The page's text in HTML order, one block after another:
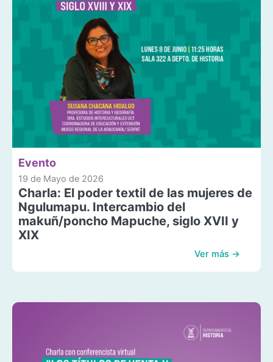
Evento
19 de Mayo de 2026
Charla: El poder textil de las mujeres de
Ngulumapu. Intercambio del
makuñ/poncho Mapuche, siglo XVII y
XIX
Ver más →